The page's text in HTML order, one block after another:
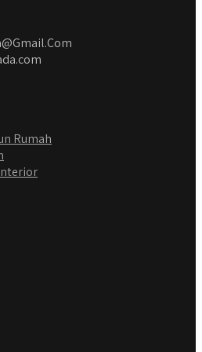
Rumah